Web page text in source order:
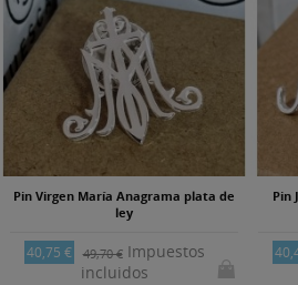
Pin Virgen María Anagrama plata de
ley
40,75 € 49,70 €Impuestos
incluidos
Pin